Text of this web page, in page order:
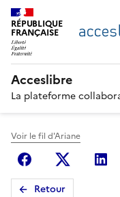
RÉPUBLIQUE
FRANÇAISE
Acceslibre
La plateforme
Voir le fil d'Ariane
FacebookX
Retour